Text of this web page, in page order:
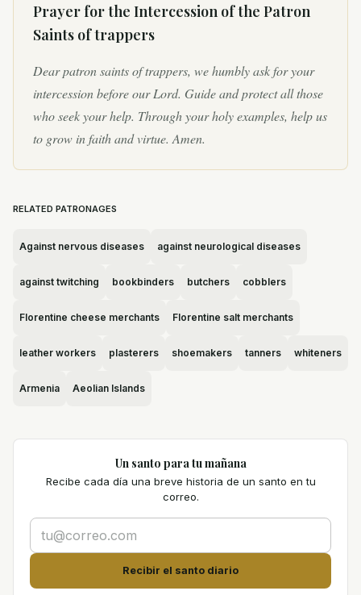
Prayer for the Intercession ofthe Patron
Saints of trappers
Dear patron saints of trappers, we humbly ask for your
intercession before our Lord. Guide and protect all those
who seek your help. Through your holy examples, help us
to grow in faith and virtue. Amen.
RELATED PATRONAGES
Against nervous diseases against neurological diseases
against twitching bookbinders butchers cobblers
Florentine cheese merchants Florentine salt merchants
leather workers plasterers shoemakers tanners whiteners
Armenia Aeolian Islands
Un santo para tu mañana
Recibe cada día una breve historia de un santo en tu
correo.
Recibir el santo diario